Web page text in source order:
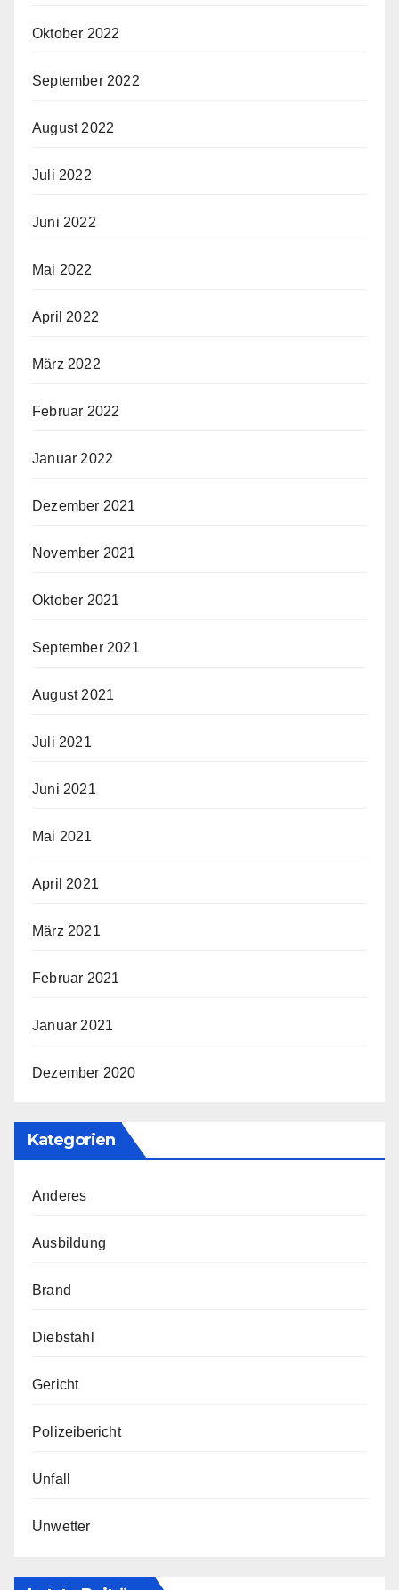
Oktober 2022
September 2022
August 2022
Juli 2022
Juni 2022
Mai 2022
April 2022
März 2022
Februar 2022
Januar 2022
Dezember 2021
November 2021
Oktober 2021
September 2021
August 2021
Juli 2021
Juni 2021
Mai 2021
April 2021
März 2021
Februar 2021
Januar 2021
Dezember 2020
Kategorien
Anderes
Ausbildung
Brand
Diebstahl
Gericht
Polizeibericht
Unfall
Unwetter